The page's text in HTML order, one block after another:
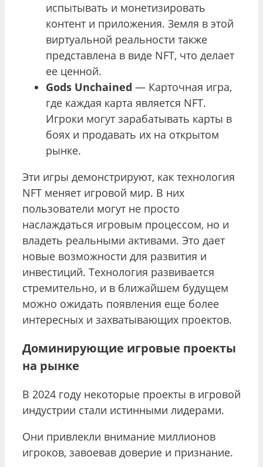
испытывать и монетизировать
контент и приложения. Земля в этой
виртуальной реальности также
представлена в виде NFT, что делает
ее ценной.
Gods Unchained — Карточная игра,
где каждая карта является NFT.
Игроки могут зарабатывать карты в
боях и продавать их на открытом
рынке.
Эти игры демонстрируют, как технология
NFT меняет игровой мир. В них
пользователи могут не просто
наслаждаться игровым процессом, но и
владеть реальными активами. Это дает
новые возможности для развития и
инвестиций. Технология развивается
стремительно, и в ближайшем будущем
можно ожидать появления еще более
интересных и захватывающих проектов.
Доминирующие игровые проекты
на рынке
В 2024 году некоторые проекты в игровой
индустрии стали истинными лидерами.
Они привлекли внимание миллионов
игроков, завоевав доверие и признание.